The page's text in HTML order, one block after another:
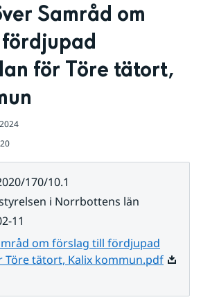
Samråd om
för Töre tätort,
170/10.1
i Norrbottens län
11
om förslag till fördjupad
Töre tätort, Kalix kommun.pdfPdf,